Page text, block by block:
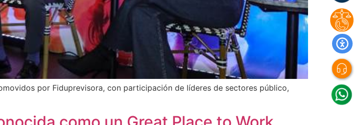
por Fiduprevisora, con participación de líderes de sectores público,